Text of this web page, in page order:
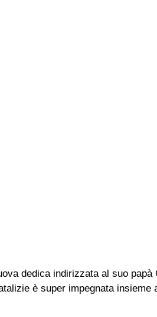
dedica indirizzata al suo
è super impegnata